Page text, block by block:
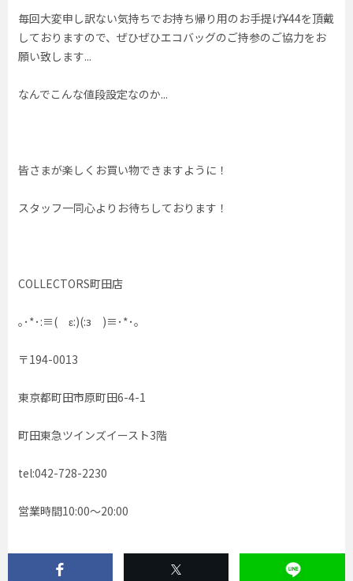
毎回大変申し訳ない気持ちでお持ち帰り用のお手提げ¥44を頂戴
しておりますので、ぜひぜひエコバッグのご持参のご協力をお
願い致します...
なんでこんな値段設定なのか...
皆さまが楽しくお買い物できますように！
スタッフ一同心よりお待ちしております！
COLLECTORS町田店
｡･*･:≡( ε:)(:з )≡･*･｡
〒194-0013
東京都町田市原町田6-4-1
町田東急ツインズイースト3階
tel:042-728-2230
営業時間10:00〜20:00